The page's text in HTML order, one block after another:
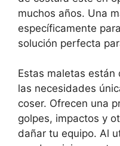
muchos años. Una
específicamente
solución perfecta
Estas maletas están
las necesidades
coser. Ofrecen una
golpes, impactos y
dañar tu equipo. Al